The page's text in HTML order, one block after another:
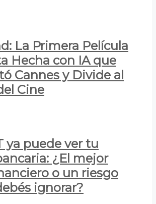
La Primera Película
Hecha con IA que
Cannes y Divide al
Cine
ya puede ver tu
¿El mejor
o un riesgo
ignorar?